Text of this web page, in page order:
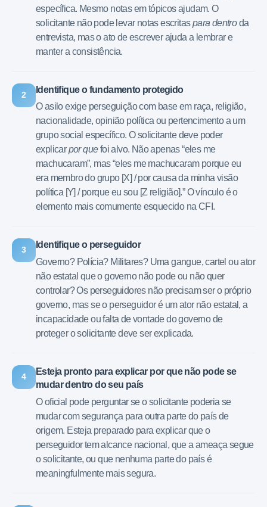
específica. Mesmo notas em tópicos ajudam. O
solicitante não pode levar notas escritaspara dentroda
entrevista, mas o ato de escrever ajuda a lembrar e
manter a consistência.
2
Identifique o fundamento protegido
O asilo exige perseguição com base em raça, religião,
nacionalidade, opinião política ou pertencimento a um
grupo social específico. O solicitante deve poder
explicarpor quefoi alvo. Não apenas “eles me
machucaram”, mas “eles me machucaram porque eu
era membro do grupo [X] / por causa da minha visão
política [Y] / porque eu sou [Z religião].” O vínculo é o
elemento mais comumente esquecido na CFI.
3
Identifique o perseguidor
Governo? Polícia? Militares? Uma gangue, cartel ou ator
não estatal que o governo não pode ou não quer
controlar? Os perseguidores não precisam ser o próprio
governo, mas se o perseguidor é um ator não estatal, a
incapacidade ou falta de vontade do governo de
proteger o solicitante deve ser explicada.
4
Esteja pronto para explicar por que não pode se
mudar dentro do seu país
O oficial pode perguntar se o solicitante poderia se
mudar com segurança para outra parte do país de
origem. Esteja preparado para explicar que o
perseguidor tem alcance nacional, que a ameaça segue
o solicitante, ou que nenhuma parte do país é
meaningfulmente mais segura.